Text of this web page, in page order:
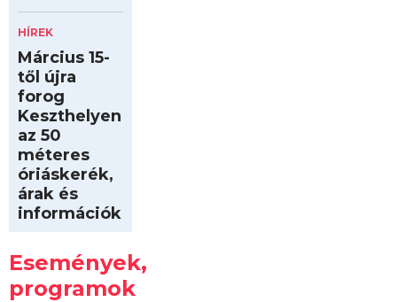
HÍREK
Március 15-
től újra
forog
Keszthelyen
az 50
méteres
óriáskerék,
árak és
információk
Események,
programok
Kilóméterek
2026